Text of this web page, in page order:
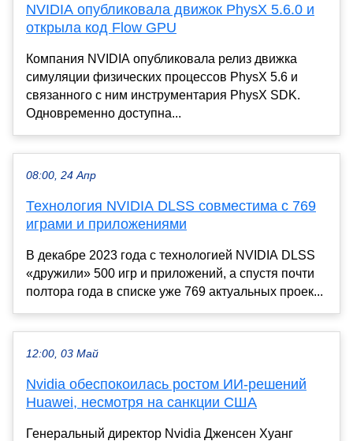
NVIDIA опубликовала движок PhysX 5.6.0 и
открыла код Flow GPU
Компания NVIDIA опубликовала релиз движка
симуляции физических процессов PhysX 5.6 и
связанного с ним инструментария PhysX SDK.
Одновременно доступна...
08:00, 24 Апр
Технология NVIDIA DLSS совместима с 769
играми и приложениями
В декабре 2023 года с технологией NVIDIA DLSS
«дружили» 500 игр и приложений, а спустя почти
полтора года в списке уже 769 актуальных проек...
12:00, 03 Май
Nvidia обеспокоилась ростом ИИ-решений
Huawei, несмотря на санкции США
Генеральный директор Nvidia Дженсен Хуанг